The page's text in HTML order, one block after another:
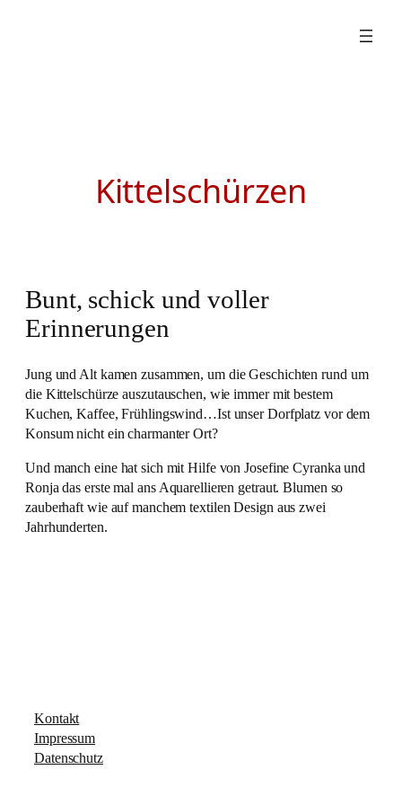
Kittelschürzen
Bunt, schick und voller
Erinnerungen
Jung und Alt kamen zusammen, um die Geschichten rund um
die Kittelschürze auszutauschen, wie immer mit bestem
Kuchen, Kaffee, Frühlingswind…Ist unser Dorfplatz vor dem
Konsum nicht ein charmanter Ort?
Und manch eine hat sich mit Hilfe von Josefine Cyranka und
Ronja das erste mal ans Aquarellieren getraut. Blumen so
zauberhaft wie auf manchem textilen Design aus zwei
Jahrhunderten.
Kontakt
Impressum
Datenschutz